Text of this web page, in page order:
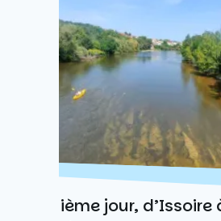
Cinquième jour, d’Issoire